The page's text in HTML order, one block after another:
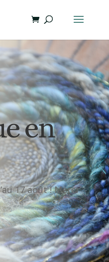
en
17 août ! Merci